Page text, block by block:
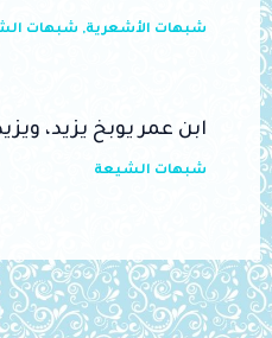
شبهات الأشعرية, شبهات
ابن عمر يوبخ يزيد،
شبهات الشيعة